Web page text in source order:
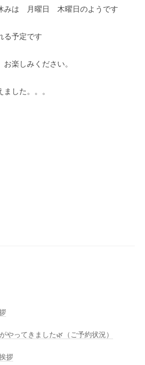
みは 月曜日 木曜日のようです
る予定です
楽しみください。
した。。。
ってきました🌿（ご予約状況）
拶